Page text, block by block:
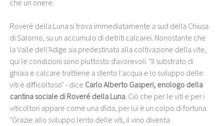
che un onere.
Roveré della Luna si trova immediatamente a sud della Chiusa
di Salorno, su un accumulo di detriti calcarei. Nonostante che
la Valle dell'Adige sia predestinata alla coltivazione della vite,
qui le condizioni sono piuttosto sfavorevoli. "Il substrato di
ghiaia e calcare trattiene a stento l'acqua e lo sviluppo delle
viti è difficoltoso" - dice Carlo Alberto Gasperi, enologo della
cantina sociale di Roveré della Luna. Ciò che per le viti e per i
viticoltori appare come una sfida, per lui è un colpo di fortuna.
"Grazie allo sviluppo lento delle viti, il vino diventa